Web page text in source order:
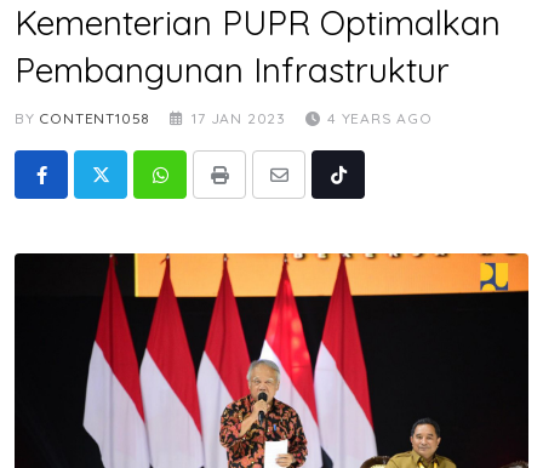
Kementerian PUPR Optimalkan
Pembangunan Infrastruktur
BY CONTENT1058 17 JAN 2023 4 YEARS AGO
WhatsappPrint
Share
Tiktok